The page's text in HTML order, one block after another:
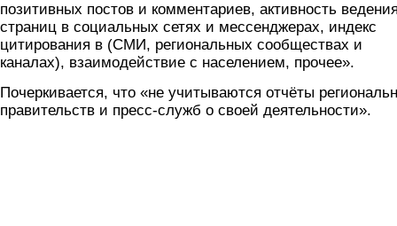
позитивных постов и комментариев, активность
страниц в социальных сетях и мессенджерах, индекс
цитирования в (СМИ, региональных сообществах и
каналах), взаимодействие с населением, прочее».
Почеркивается, что «не учитываются отчёты
правительств и пресс-служб о своей деятельности».